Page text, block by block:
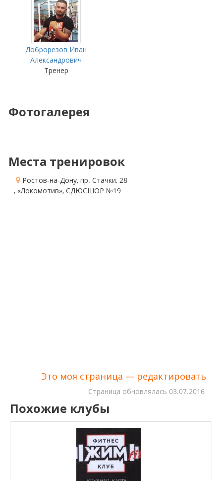
Доброрезов Иван
Александрович
Тренер
Фотогалерея
Места тренировок
Ростов-на-Дону, пр. Стачки, 28
, «Локомотив», СДЮСШОР №19
Это моя страница — редактировать
Cтраница обновлялась 03.07.2016
Похожие клубы